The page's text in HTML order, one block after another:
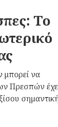
Το
μπορεί να
Πρεσπών